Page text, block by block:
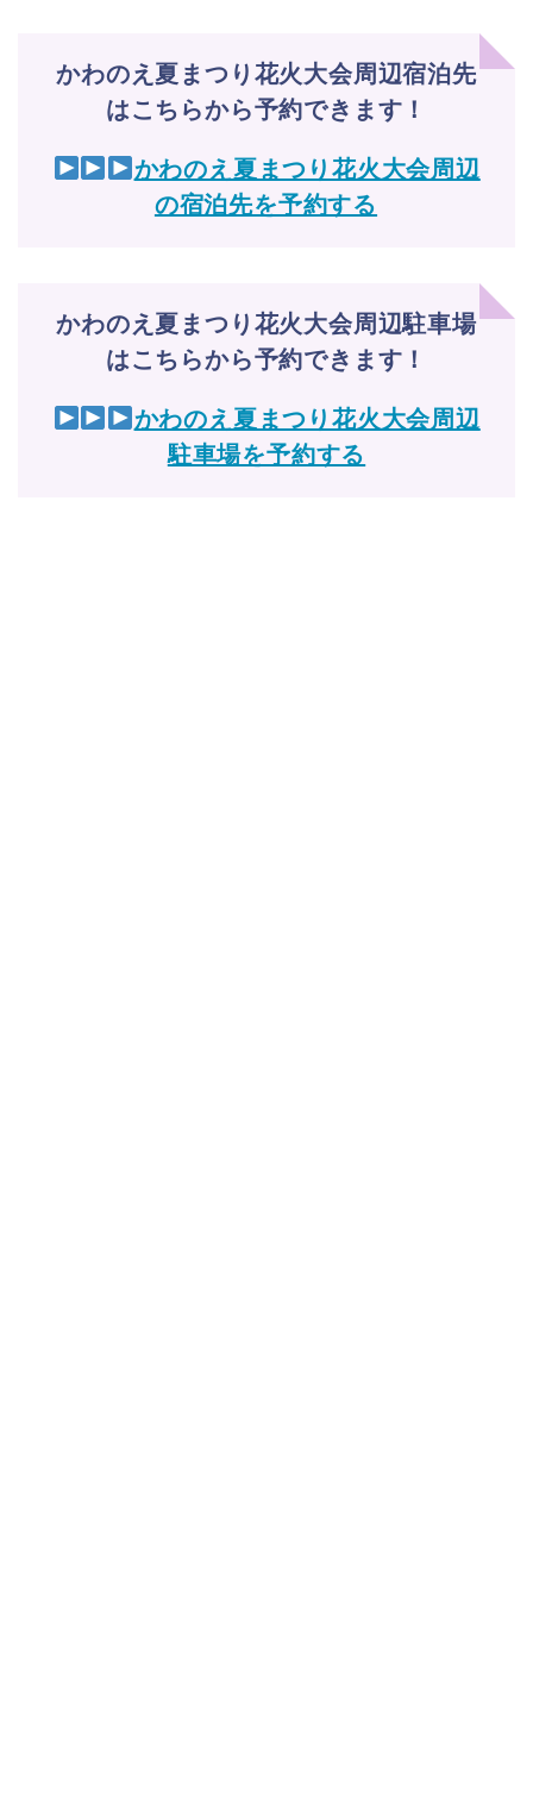
かわのえ夏まつり花火大会周辺宿泊先
はこちらから予約できます！
かわのえ夏まつり花火大会周辺
の宿泊先を予約する
かわのえ夏まつり花火大会周辺駐車場
はこちらから予約できます！
かわのえ夏まつり花火大会周辺
駐車場を予約する